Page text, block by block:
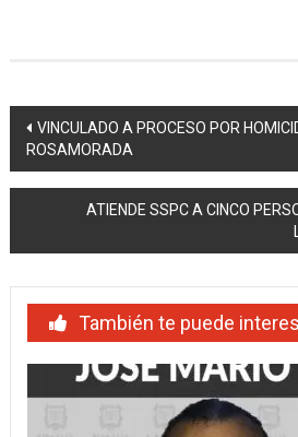
Navegación
de
entradas
VINCULADO A PROCESO POR
ROSAMORADA
ATIENDE SSPC A CINCO
También te puede